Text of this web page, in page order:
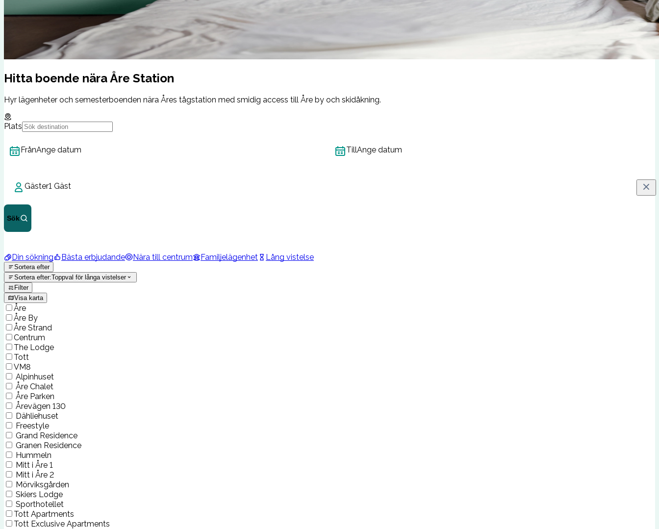
Hitta boende nära Åre Station
Hyr lägenheter och semesterboenden nära Åres tågstation med smidig access till Åre by och skidåkning.
Plats
FrånAnge datum TillAnge datum
Gäster1 Gäst
Sök
Din sökning Bästa erbjudande Nära till centrum Familjelägenhet Lång vistelse
Sortera efter
Sortera efter:Toppval för långa vistelser
Filter
Visa karta
Åre
Åre By
Åre Strand
Centrum
The Lodge
Tott
VM8
Alpinhuset
Åre Chalet
Åre Parken
Årevägen 130
Dähliehuset
Freestyle
Grand Residence
Granen Residence
Hummeln
Mitt i Åre 1
Mitt i Åre 2
Mörviksgården
Skiers Lodge
Sporthotellet
Tott Apartments
Tott Exclusive Apartments